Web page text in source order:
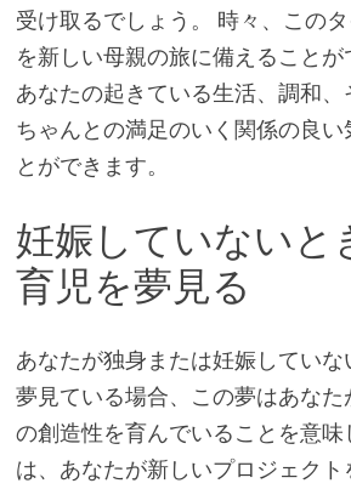
受け取るでしょう。 時々、この
を新しい母親の旅に備えること
あなたの起きている生活、調和
ちゃんとの満足のいく関係の良い
とができます。
妊娠していないと
育児を夢見る
あなたが独身または妊娠してい
夢見ている場合、この夢はあなた
の創造性を育んでいることを意味
は、あなたが新しいプロジェク